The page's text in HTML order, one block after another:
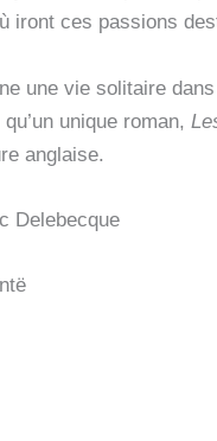
iront ces passions
une vie solitaire
unique roman,
anglaise.
Delebecque